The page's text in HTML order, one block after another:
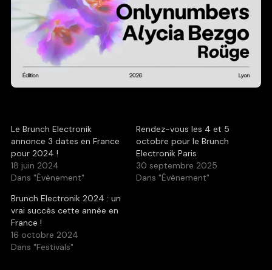
Le Brunch Electronik
annonce 3 dates en France
pour 2024 !
18 juin 2024
Dans "Évènement"
Rendez-vous les 4 et 5
octobre pour le Brunch
Electronik Paris
30 septembre 2025
Dans "Évènement"
Brunch Electronik 2024 : un
vrai succès cette année en
France !
16 octobre 2024
Dans "Festivals"